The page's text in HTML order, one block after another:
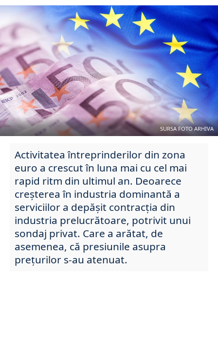
SURSA FOTO ARHIVA
Activitatea întreprinderilor din zona
euro a crescut în luna mai cu cel mai
rapid ritm din ultimul an. Deoarece
creșterea în industria dominantă a
serviciilor a depășit contracția din
industria prelucrătoare, potrivit unui
sondaj privat. Care a arătat, de
asemenea, că presiunile asupra
prețurilor s-au atenuat.